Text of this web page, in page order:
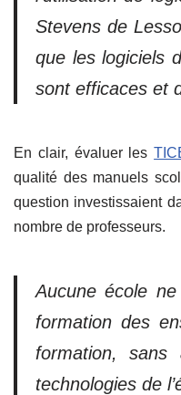
Stevens de
que les logiciels
sont efficaces et
En clair, évaluer les
qualité des manuels
question investissaient
nombre de professeurs.
Aucune école
formation des
formation, sans
technologies de